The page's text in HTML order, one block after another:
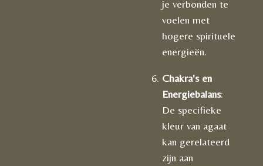
je verbonden te
voelen met
hogere spirituele
energieën.
Chakra's en
Energiebalans:
De specifieke
kleur van agaat
kan gerelateerd
zijn aan